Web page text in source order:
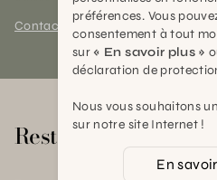
Contact et horaires
Rester en contact
préférences. Vous
consentement à tout
sur « En savoir plus »
déclaration de
Nous vous souhaitons
sur notre site Internet !
En